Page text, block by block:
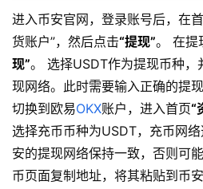
进入币安官网，登录账号后，在
货账户”，然后点击“提现”。 在提
现”。 选择USDT作为提现币种，
现网络。此时需要输入正确的提
切换到欧易OKX账户，进入首页“
选择充币币种为USDT，充币网
安的提现网络保持一致，否则可
币页面复制地址，将其粘贴到币